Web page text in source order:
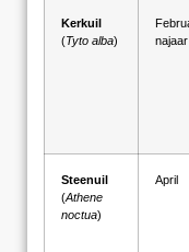
Kerkuil
(Tyto alba)
najaar
Steenuil
(Athene
noctua)
April